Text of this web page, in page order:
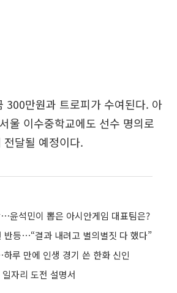
300만원과 트로피가 수여된다. 아
울 이수중학교에도 선수 명의로
달될 예정이다.
⋯윤석민이 뽑은 아시안게임 대표팀은?
반등⋯“결과 내려고 별의별짓 다 했다”
루 만에 인생 경기 쓴 한화 신인
일자리 도전 설명서